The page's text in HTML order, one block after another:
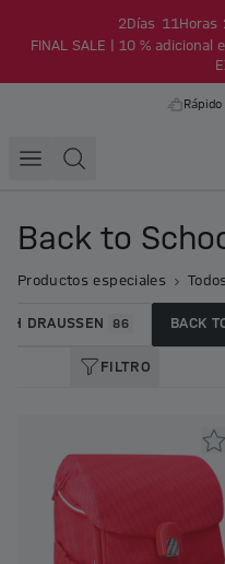
2Días 11Horas
FINAL SALE | 10 %
Back to
Productos especiales
DRAUSSEN 86 BACK
FILTRO